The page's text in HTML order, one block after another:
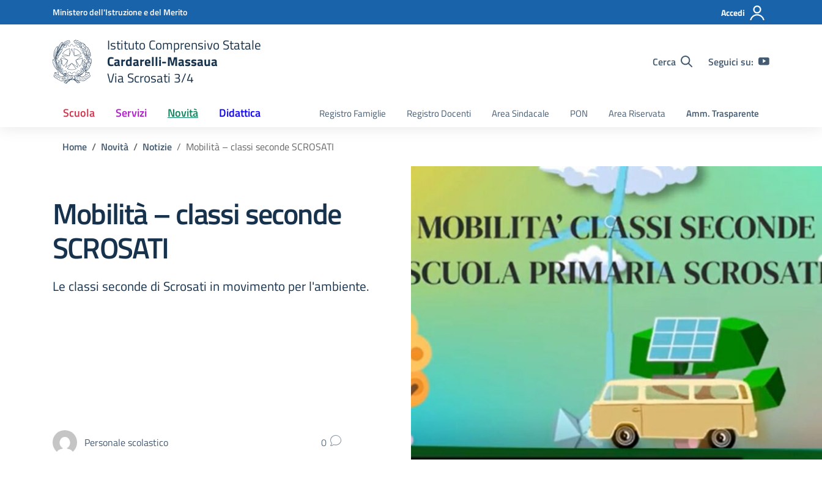
Vai ai contenuti
Vai al menu di navigazioneMinistero dell'Istruzione e del Merito Accedi
scuola
Istituto Comprensivo Statale
Cardarelli-Massaua
Via Scrosati 3/4
Cerca Seguici su:
Scuola Servizi Novità Didattica Registro Famiglie Registro Docenti Area Sindacale PON Area Riservata Amm. Trasparente
Home Novità Notizie Mobilità – classi seconde SCROSATI
Mobilità – classi seconde
SCROSATI
Le classi seconde di Scrosati in movimento per l'ambiente.
Personale scolastico 0